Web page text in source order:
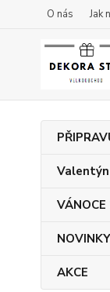
O nás Jak
NOVINKY
AKCE